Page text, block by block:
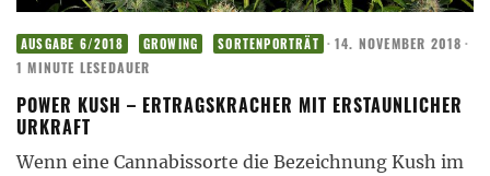
AUSGABE 6/2018 GROWING SORTENPORTRÄT · 14. NOVEMBER 2018 ·
1 MINUTE LESEDAUER
POWER KUSH – ERTRAGSKRACHER MIT ERSTAUNLICHER
URKRAFT
Wenn eine Cannabissorte die Bezeichnung Kush im